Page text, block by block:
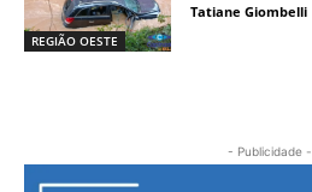
REGIÃO OESTE
Tatiane Giombelli
- Publicidade -